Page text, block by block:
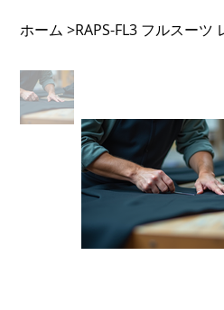
ホーム >RAPS-FL3 フルスーツ